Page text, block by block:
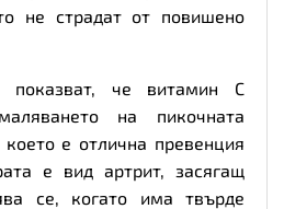
не страдат от повишено
показват, че витамин C
на пикочната
е отлична превенция
е вид артрит, засягащ
се, когато има твърде